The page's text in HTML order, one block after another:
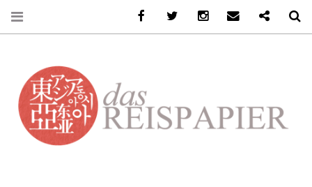
FacebookTwitter InstagramEmail Ko-Fi